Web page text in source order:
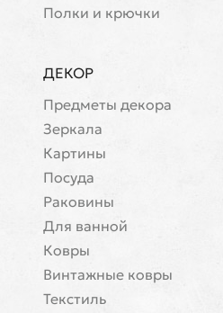
Полки и крючки
ДЕКОР
Предметы декора
Зеркала
Картины
Посуда
Раковины
Для ванной
Ковры
Винтажные ковры
Текстиль